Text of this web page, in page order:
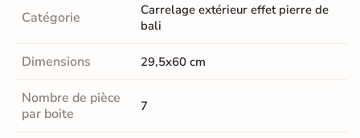
Catégorie
Carrelage extérieur effet pierre de
bali
Dimensions 29,5x60 cm
Nombre de pièce
par boite
7